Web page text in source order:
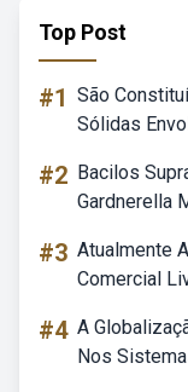
Top Post
#1 São
Sólidas
#2 Bacilos
Gardnerella
#3 Atualmente
Comercial
#4 A
Nos